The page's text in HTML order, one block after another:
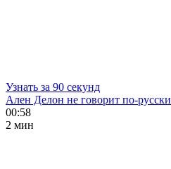
Узнать за 90 секунд
Ален Делон не говорит по-русски
00:58
2 мин